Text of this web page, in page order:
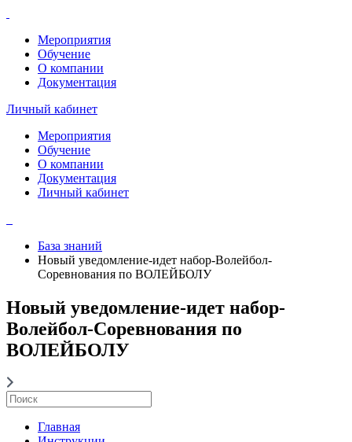
Мероприятия
Обучение
О компании
Документация
Личный кабинет
Мероприятия
Обучение
О компании
Документация
Личный кабинет
База знаний
Новый уведомление-идет набор-Волейбол-
Соревнования по ВОЛЕЙБОЛУ
Новый уведомление-идет набор-
Волейбол-Соревнования по
ВОЛЕЙБОЛУ
Главная